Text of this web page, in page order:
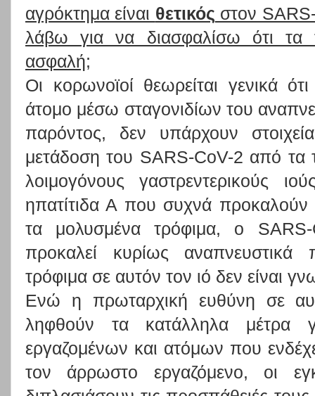
αγρόκτημα είναι θετικός στον
λάβω για να διασφαλίσω ότι τα
ασφαλή;
Οι κορωνοϊοί θεωρείται γενικά
άτομο μέσω σταγονιδίων του
παρόντος, δεν υπάρχουν
μετάδοση του SARS-CoV-2 από τα
λοιμογόνους γαστρεντερικούς
ηπατίτιδα Α που συχνά
τα μολυσμένα τρόφιμα, ο
προκαλεί κυρίως
τρόφιμα σε αυτόν τον ιό δεν είναι
Ενώ η πρωταρχική ευθύνη σε
ληφθούν τα κατάλληλα μέτρα
εργαζομένων και ατόμων που
τον άρρωστο εργαζόμενο, οι